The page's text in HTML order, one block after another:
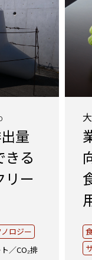
量
きる
リー
ロジー
／CO₂排